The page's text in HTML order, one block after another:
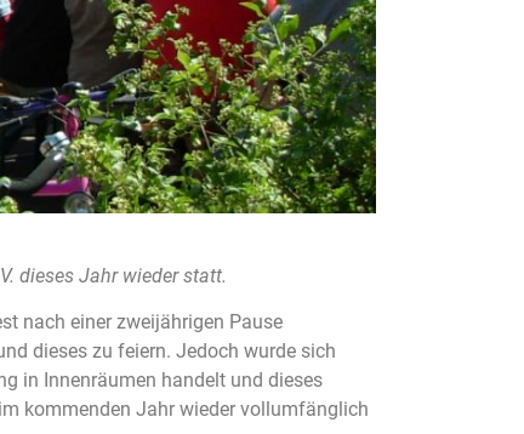
dieses Jahr wieder statt.
nach einer zweijährigen Pause
dieses zu feiern. Jedoch wurde sich
in Innenräumen handelt und dieses
kommenden Jahr wieder vollumfänglich